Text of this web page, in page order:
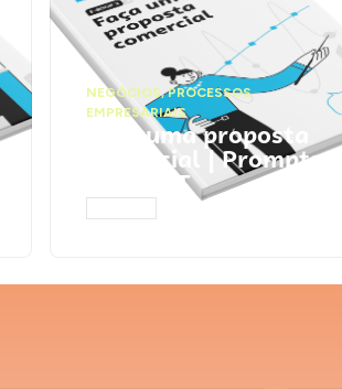
NEGÓCIOS,PROCESSOS
EMPRESARIAIS
Faça uma proposta
comercial | Prompts
ChatGPT